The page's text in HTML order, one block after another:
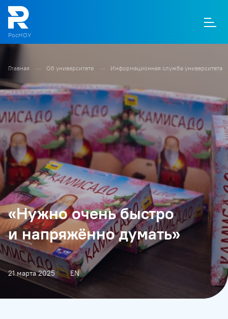
О П Д Т М К
РосНОУ
Главная Об университете Информационная служба университета
«Нужно очень быстро
и напряжённо думать»
21 марта 2025 EN